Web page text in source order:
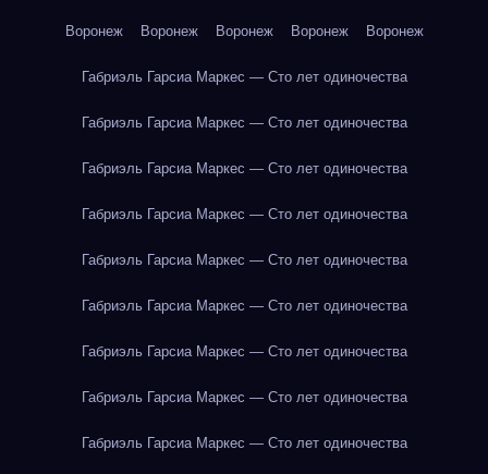
Воронеж Воронеж Воронеж Воронеж Воронеж
Габриэль Гарсиа Маркес — Сто лет одиночества
Габриэль Гарсиа Маркес — Сто лет одиночества
Габриэль Гарсиа Маркес — Сто лет одиночества
Габриэль Гарсиа Маркес — Сто лет одиночества
Габриэль Гарсиа Маркес — Сто лет одиночества
Габриэль Гарсиа Маркес — Сто лет одиночества
Габриэль Гарсиа Маркес — Сто лет одиночества
Габриэль Гарсиа Маркес — Сто лет одиночества
Габриэль Гарсиа Маркес — Сто лет одиночества